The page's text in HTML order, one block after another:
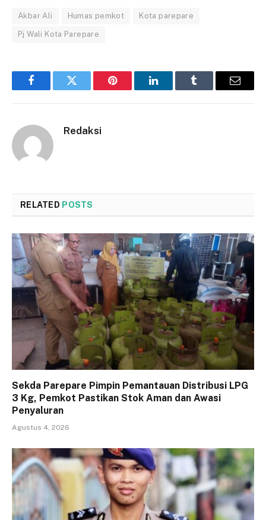
Akbar Ali Humas pemkot Kota parepare
Pj Wali Kota Parepare
FacebookTwitter Pinterest LinkedInTumblr Email
Redaksi
RELATED POSTS
Sekda Parepare Pimpin Pemantauan Distribusi LPG
3 Kg, Pemkot Pastikan Stok Aman dan Awasi
Penyaluran
Agustus 4, 2026